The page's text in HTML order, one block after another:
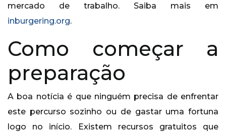
mercado de trabalho. Saiba mais em
inburgering.org.
Como começar a
preparação
A boa notícia é que ninguém precisa de enfrentar
este percurso sozinho ou de gastar uma fortuna
logo no início. Existem recursos gratuitos que